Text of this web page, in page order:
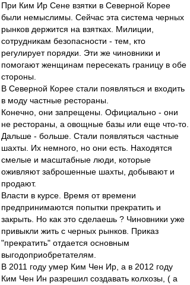
При Ким Ир Сене взятки в Северной Корее
были немыслимы. Сейчас эта система черных
рынков держится на взятках. Милиции,
сотрудникам безопасности - тем, кто
регулирует порядки. Эти же чиновники и
помогают женщинам пересекать границу в обе
стороны.
В Северной Корее стали появляться и входить
в моду частные рестораны.
Конечно, они запрещены. Официально - они
не рестораны, а овощные базы или еще что-то.
Дальше - больше. Стали появляться частные
шахты. Их немного, но они есть. Находятся
смелые и масштабные люди, которые
оживляют заброшенные шахты, добывают и
продают.
Власти в курсе. Время от времени
предпринимаются попытки прекратить и
закрыть. Но как это сделаешь ? Чиновники уже
привыкли жить с черных рынков. Приказ
"прекратить" отдается основным
выгодоприобретателям.
В 2011 году умер Ким Чен Ир, а в 2012 году
Ким Чен Ин разрешил создавать колхозы, ( а